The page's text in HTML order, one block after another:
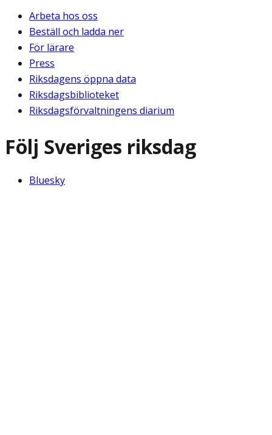
Arbeta hos oss
Beställ och ladda ner
För lärare
Press
Riksdagens öppna data
Riksdagsbiblioteket
Riksdagsförvaltningens diarium
Följ Sveriges riksdag
Bluesky